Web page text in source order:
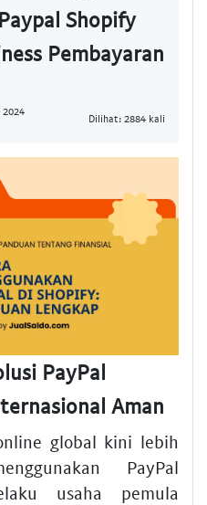
Shopify
Pembayaran
2024
Dilihat: 2884 kali
PayPal
Aman
global kini lebih
PayPal
usaha pemula